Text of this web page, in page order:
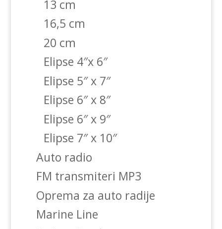
13 cm
16,5 cm
20 cm
Elipse 4″x 6″
Elipse 5″ x 7″
Elipse 6″ x 8″
Elipse 6″ x 9″
Elipse 7″ x 10″
Auto radio
FM transmiteri MP3
Oprema za auto radije
Marine Line